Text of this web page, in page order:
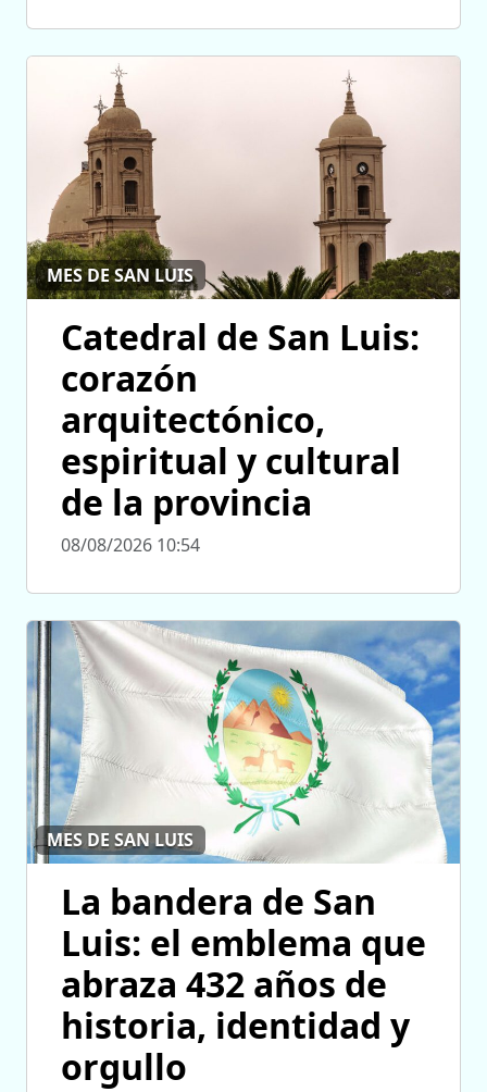
MES DE SAN LUIS
Catedral de San Luis:
corazón
arquitectónico,
espiritual y cultural
de la provincia
08/08/2026 10:54
MES DE SAN LUIS
La bandera de San
Luis: el emblema que
abraza 432 años de
historia, identidad y
orgullo